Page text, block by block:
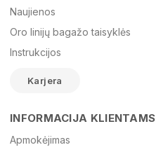
El. paštas
Žinutė
Naujienos
Oro linijų bagažo taisyklės
Instrukcijos
Karjera
INFORMACIJA KLIENTAMS
Apmokėjimas